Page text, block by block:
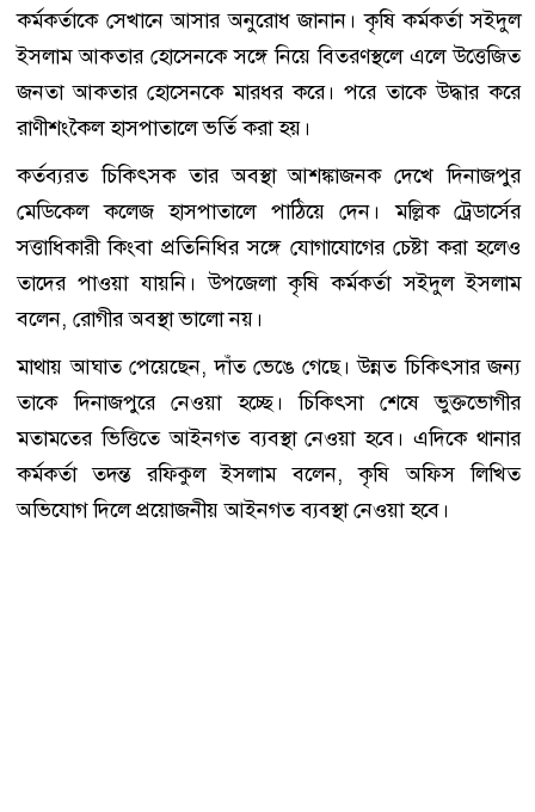
কর্মকর্তাকে সেখানে আসার অনুরোধ জানান। কৃষি কর্মকর্তা সইদুল
ইসলাম আকতার হোসেনকে সঙ্গে নিয়ে বিতরণস্থলে এলে উত্তেজিত
জনতা আকতার হোসেনকে মারধর করে। পরে তাকে উদ্ধার করে
রাণীশংকৈল হাসপাতালে ভর্তি করা হয়।
কর্তব্যরত চিকিৎসক তার অবস্থা আশঙ্কাজনক দেখে দিনাজপুর
মেডিকেল কলেজ হাসপাতালে পাঠিয়ে দেন। মল্লিক ট্রেডার্সের
সত্তাধিকারী কিংবা প্রতিনিধির সঙ্গে যোগাযোগের চেষ্টা করা হলেও
তাদের পাওয়া যায়নি। উপজেলা কৃষি কর্মকর্তা সইদুল ইসলাম
বলেন, রোগীর অবস্থা ভালো নয়।
মাথায় আঘাত পেয়েছেন, দাঁত ভেঙে গেছে। উন্নত চিকিৎসার জন্য
তাকে দিনাজপুরে নেওয়া হচ্ছে। চিকিৎসা শেষে ভুক্তভোগীর
মতামতের ভিত্তিতে আইনগত ব্যবস্থা নেওয়া হবে। এদিকে থানার
কর্মকর্তা তদন্ত রফিকুল ইসলাম বলেন, কৃষি অফিস লিখিত
অভিযোগ দিলে প্রয়োজনীয় আইনগত ব্যবস্থা নেওয়া হবে।